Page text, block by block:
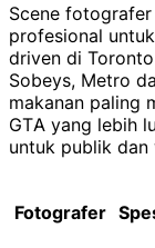
Scene
profesional
driven di
Sobeys, Metro
makanan paling
GTA yang lebih
untuk publik
Fotografer